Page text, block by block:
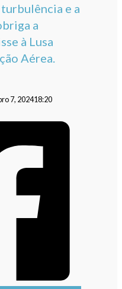
e a
a
à Lusa
Aérea.
7, 202418:20